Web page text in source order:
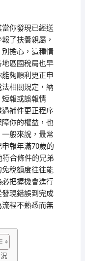
你發現已經送
了扶養親屬，
擔心，這種情
區國稅局也早
夠順利更正申
相關規定，納
報或誤報情
補件更正程序
你的權益，也
般來說，最常
報年滿70歲的
合條件的兄弟
稅額度往往能
把握機會進行
現錯誤到完成
程不熟悉而無